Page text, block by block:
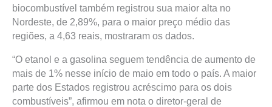
biocombustível também registrou sua maior alta no
Nordeste, de 2,89%, para o maior preço médio das
regiões, a 4,63 reais, mostraram os dados.
“O etanol e a gasolina seguem tendência de aumento de
mais de 1% nesse início de maio em todo o país. A maior
parte dos Estados registrou acréscimo para os dois
combustíveis”, afirmou em nota o diretor-geral de